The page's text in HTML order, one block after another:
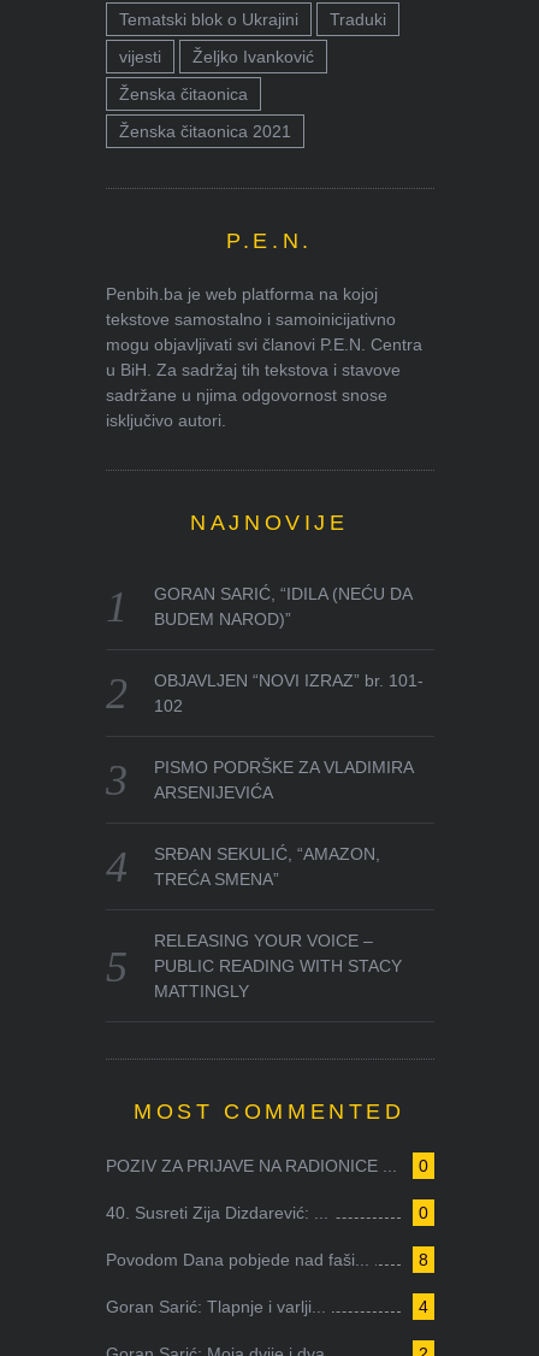
Tematski blok o Ukrajini
Traduki
vijesti
Željko Ivanković
Ženska čitaonica
Ženska čitaonica 2021
P.E.N.
Penbih.ba je web platforma na kojoj
tekstove samostalno i samoinicijativno
mogu objavljivati svi članovi P.E.N. Centra
u BiH. Za sadržaj tih tekstova i stavove
sadržane u njima odgovornost snose
isključivo autori.
NAJNOVIJE
GORAN SARIĆ, “IDILA (NEĆU DA
BUDEM NAROD)”
OBJAVLJEN “NOVI IZRAZ” br. 101-
102
PISMO PODRŠKE ZA VLADIMIRA
ARSENIJEVIĆA
SRĐAN SEKULIĆ, “AMAZON,
TREĆA SMENA”
RELEASING YOUR VOICE –
PUBLIC READING WITH STACY
MATTINGLY
MOST COMMENTED
0
POZIV ZA PRIJAVE NA RADIONICE ...
0
40. Susreti Zija Dizdarević: ...
8
Povodom Dana pobjede nad faši...
4
Goran Sarić: Tlapnje i varlji...